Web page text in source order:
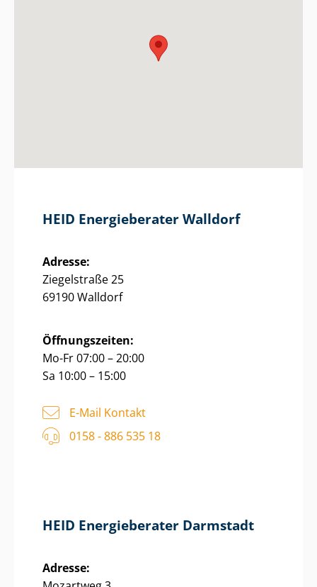
HEID Energieberater Walldorf
Adresse:
Ziegelstraße 25
69190 Walldorf
Öffnungszeiten:
Mo-Fr 07:00 – 20:00
Sa 10:00 – 15:00
E-Mail Kontakt
0158 - 886 535 18
HEID Energieberater Darmstadt
Adresse: